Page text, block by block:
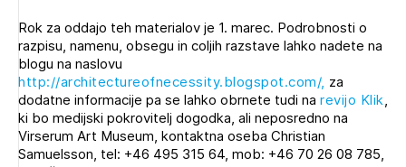
Rok za oddajo teh materialov je 1. marec. Podrobnosti o
razpisu, namenu, obsegu in coljih razstave lahko nadete na
blogu na naslovu
http://architectureofnecessity.blogspot.com/, za
dodatne informacije pa se lahko obrnete tudi na revijo Klik,
ki bo medijski pokrovitelj dogodka, ali neposredno na
Virserum Art Museum, kontaktna oseba Christian
Samuelsson, tel: +46 495 315 64, mob: +46 70 26 08 785,